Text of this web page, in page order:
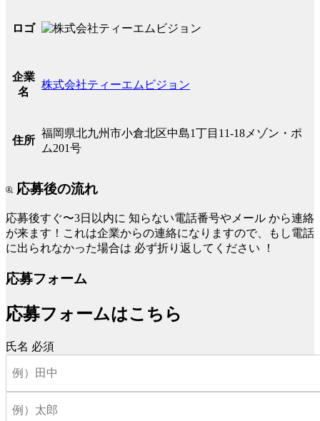
ロゴ
企業
名
株式会社ティーエムビジョン
住所
福岡県北九州市小倉北区中島1丁目11-18メゾン・ポ
ム201号
応募後の流れ
応募後すぐ〜3日以内に 知らない電話番号やメール から連絡
が来ます！これは企業からの連絡になりますので、もし電話
に出られなかった場合は 必ず折り返してください ！
応募フォーム
応募フォームはこちら
氏名 必須